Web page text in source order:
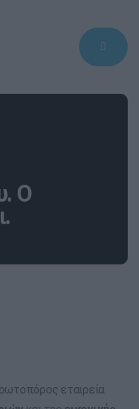
Ο
εταιρεία